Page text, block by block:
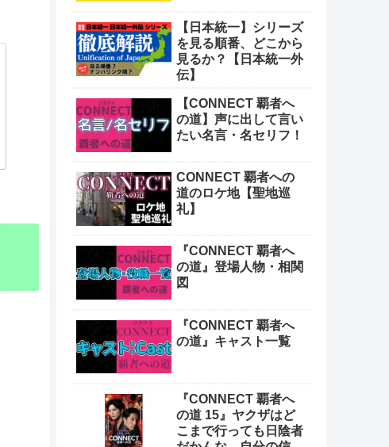
【日本統一】シリーズ
を見る順番、どこから
見るか？【日本統一外
伝】
【CONNECT 覇者へ
の道】声に出して言い
たい名言・名セリフ！
CONNECT 覇者への
道のロケ地【聖地巡
礼】
『CONNECT 覇者へ
の道』登場人物・相関
図
『CONNECT 覇者へ
の道』キャスト一覧
『CONNECT 覇者へ
の道 15』ヤクザはど
こまで行っても日陰者